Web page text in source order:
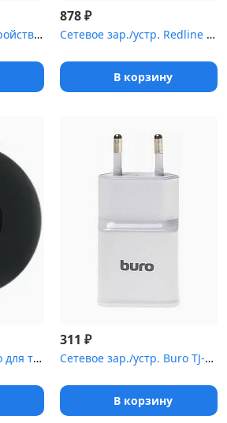
Набор зарядных устройств с Micro-USB разъемом Gembird MP3A-CAR-KI...
878₽
Сетевое зар./устр. Redline PD1-3A 3A PD+QC универсальное черный (...
В корзину
Зарядное устройство для телефона Accesstyle Darkslate 15W
311 ₽
Сетевое зар./устр. Buro TJ-248W QC 3.0 2.4A универсальное белый (...
В корзину